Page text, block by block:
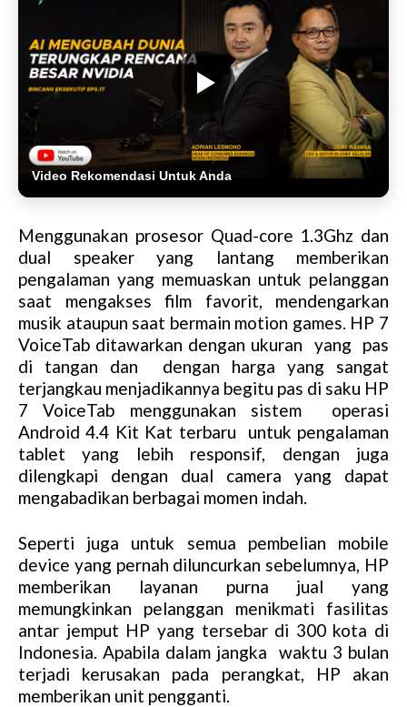
Video Rekomendasi Untuk Anda
Menggunakan prosesor Quad-core 1.3Ghz dan
dual speaker yang lantang memberikan
pengalaman yang memuaskan untuk pelanggan
saat mengakses film favorit, mendengarkan
musik ataupun saat bermain motion games. HP 7
VoiceTab ditawarkan dengan ukuran yang pas
di tangan dan dengan harga yang sangat
terjangkau menjadikannya begitu pas di saku HP
7 VoiceTab menggunakan sistem operasi
Android 4.4 Kit Kat terbaru untuk pengalaman
tablet yang lebih responsif, dengan juga
dilengkapi dengan dual camera yang dapat
mengabadikan berbagai momen indah.
Seperti juga untuk semua pembelian mobile
device yang pernah diluncurkan sebelumnya, HP
memberikan layanan purna jual yang
memungkinkan pelanggan menikmati fasilitas
antar jemput HP yang tersebar di 300 kota di
Indonesia. Apabila dalam jangka waktu 3 bulan
terjadi kerusakan pada perangkat, HP akan
memberikan unit pengganti.